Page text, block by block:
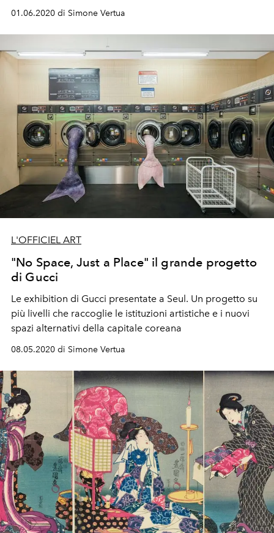
deceduto oggi a 84 anni.
01.06.2020 di Simone Vertua
L'OFFICIEL ART
"No Space, Just a Place" il grande progetto
di Gucci
Le exhibition di Gucci presentate a Seul. Un progetto su
più livelli che raccoglie le istituzioni artistiche e i nuovi
spazi alternativi della capitale coreana
08.05.2020 di Simone Vertua